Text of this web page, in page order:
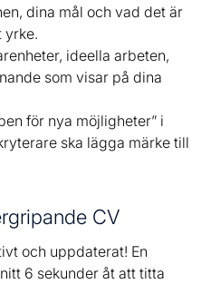
dina mål och vad det är
yrke.
ideella arbeten,
som visar på dina
för nya möjligheter” i
ska lägga märke till
CV
och uppdaterat! En
6 sekunder åt att titta